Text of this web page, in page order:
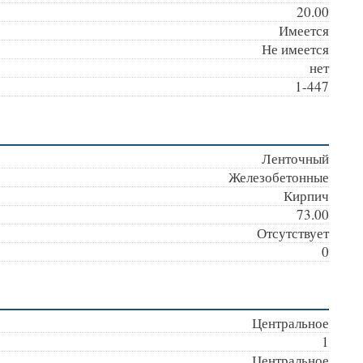
20.00
Имеется
Не имеется
нет
1-447
Ленточный
Железобетонные
Кирпич
73.00
Отсутствует
0
Центральное
1